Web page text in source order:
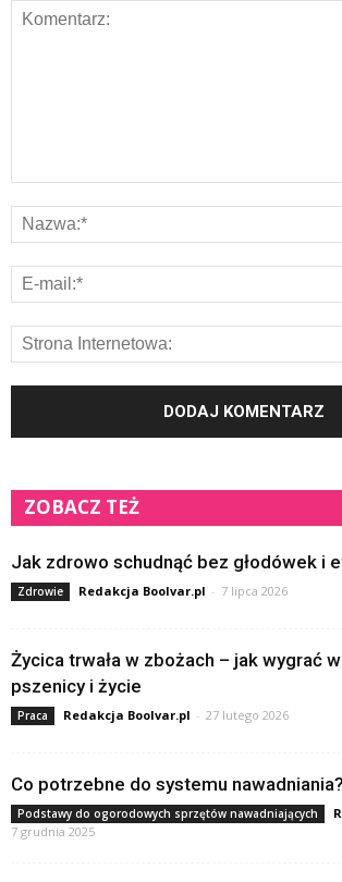
ZOBACZ TEŻ
Jak zdrowo schudnąć bez głodówek i
Zdrowie Redakcja Boolvar.pl - 7 lipca 2026
Życica trwała w zbożach – jak wygrać
pszenicy i życie
Praca Redakcja Boolvar.pl - 27 lutego 2026
Co potrzebne do systemu nawadniania?
Podstawy do ogorodowych sprzętów nawadniających
7 grudnia 2025